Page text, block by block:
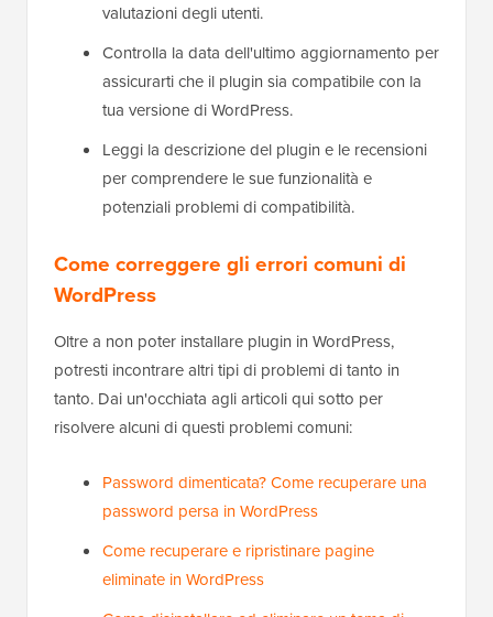
valutazioni degli utenti.
Controlla la data dell'ultimo aggiornamento per
assicurarti che il plugin sia compatibile con la
tua versione di WordPress.
Leggi la descrizione del plugin e le recensioni
per comprendere le sue funzionalità e
potenziali problemi di compatibilità.
Come correggere gli errori comuni di
WordPress
Oltre a non poter installare plugin in WordPress,
potresti incontrare altri tipi di problemi di tanto in
tanto. Dai un'occhiata agli articoli qui sotto per
risolvere alcuni di questi problemi comuni:
Password dimenticata? Come recuperare una
password persa in WordPress
Come recuperare e ripristinare pagine
eliminate in WordPress